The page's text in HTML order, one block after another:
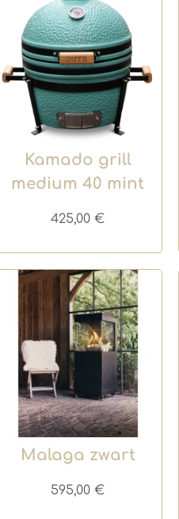
Kamado grill
medium 40 mint
425,00€
Malaga zwart
595,00€